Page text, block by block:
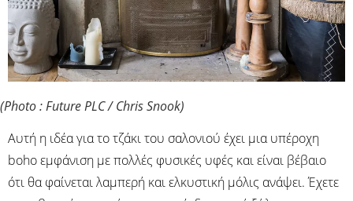
(Photo : Future PLC / Chris Snook)
Αυτή η ιδέα για το τζάκι του σαλονιού έχει μια υπέροχη
boho εμφάνιση με πολλές φυσικές υφές και είναι βέβαιο
ότι θα φαίνεται λαμπερή και ελκυστική μόλις ανάψει. Έχετε